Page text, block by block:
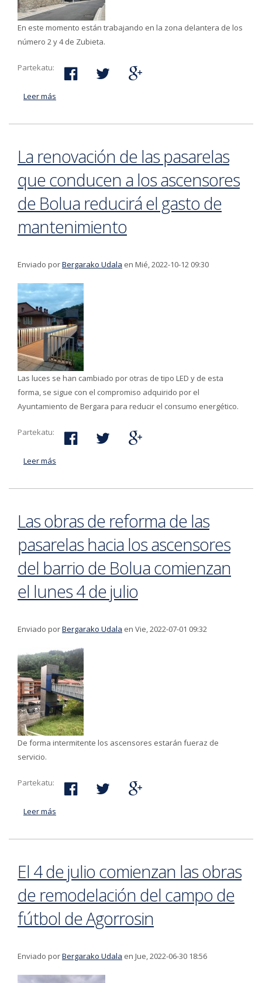
En este momento están trabajando en la zona delantera de los
número 2 y 4 de Zubieta.
Partekatu:
Leer más
La renovación de las pasarelas
que conducen a los ascensores
de Bolua reducirá el gasto de
mantenimiento
Enviado porBergarako Udala en Mié, 2022-10-12 09:30
Las luces se han cambiado por otras de tipo LED y de esta
forma, se sigue con el compromiso adquirido por el
Ayuntamiento de Bergara para reducir el consumo energético.
Partekatu:
Leer más
de mantenimiento
Las obras de reforma de las
pasarelas hacia los ascensores
del barrio de Bolua comienzan
el lunes 4 de julio
Enviado porBergarako Udala en Vie, 2022-07-01 09:32
De forma intermitente los ascensores estarán fueraz de
servicio.
Partekatu:
Leer más
4 de julio
El 4 de julio comienzan las obras
de remodelación del campo de
fútbol de Agorrosin
Enviado porBergarako Udala en Jue, 2022-06-30 18:56